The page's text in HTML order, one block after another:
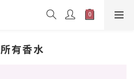
所有香水